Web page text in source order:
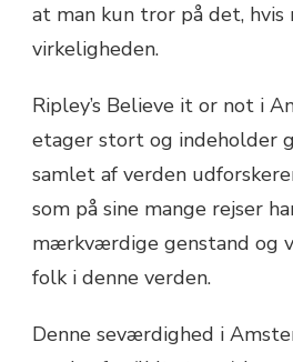
at man kun tror på det, hvis
virkeligheden.
Ripley’s Believe it or not i
etager stort og indeholder
samlet af verden
som på sine mange rejser
mærkværdige genstand og
folk i denne verden.
Denne seværdighed i